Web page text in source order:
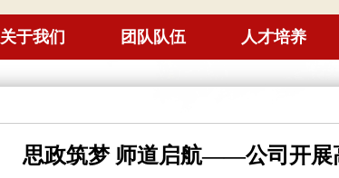
关于我们 团队队伍 人才培养
思政筑梦 师道启航——公司开展